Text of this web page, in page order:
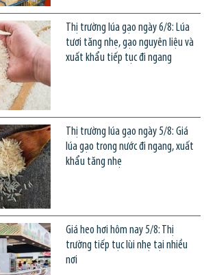
Thị trường lúa gạo ngày 6/8: Lúa
tươi tăng nhẹ, gạo nguyên liệu và
xuất khẩu tiếp tục đi ngang
Thị trường lúa gạo ngày 5/8: Giá
lúa gạo trong nước đi ngang, xuất
khẩu tăng nhẹ
Giá heo hơi hôm nay 5/8: Thị
trường tiếp tục lùi nhẹ tại nhiều
nơi